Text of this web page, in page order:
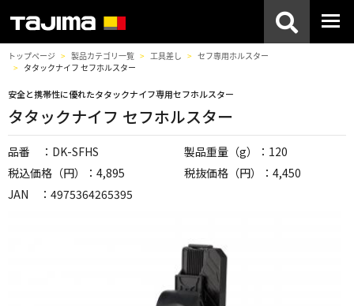
トップページ 製品カテゴリ一覧 工具差し
セフ専用ホルスター
タタックナイフ セフホルスター
安全と携帯性に優れたタタックナイフ専用セフホルスター
タタックナイフ セフホルスター
品番 ：DK-SFHS
製品重量（g）：120
税込価格（円）：4,895
税抜価格（円）：4,450
JAN ：4975364265395